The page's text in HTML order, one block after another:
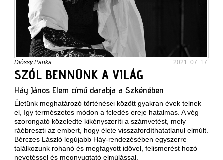
Dióssy Panka 2021. 07. 17.
SZÓL BENNÜNK A VILÁG
Háy János Elem című darabja a Szkénében
Életünk meghatározó történései között gyakran évek telnek
el, így természetes módon a feledés ereje hatalmas. A vég
szorongató közeledte kikényszeríti a számvetést, mely
ráébreszti az embert, hogy élete visszafordíthatatlanul elmúlt.
Bérczes László legújabb Háy-rendezésében egyszerre
találkozunk rohanó és megfagyott idővel, felismerést hozó
nevetéssel és megnyugtató elmúlással.